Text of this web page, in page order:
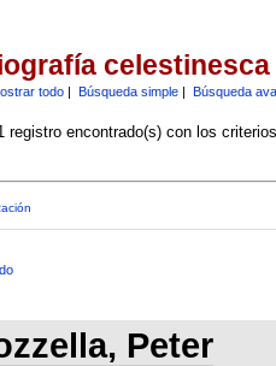
celestinesca
todo| Búsqueda simple| Búsqueda
registro encontrado(s) con los
Peter